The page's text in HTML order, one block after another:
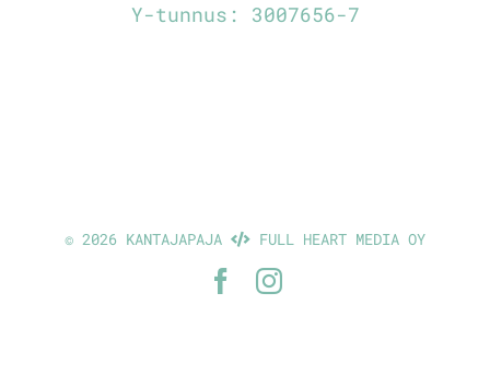
Y-tunnus: 3007656-7
© 2026 KANTAJAPAJA FULL HEART MEDIA OY
Facebook
Instagram